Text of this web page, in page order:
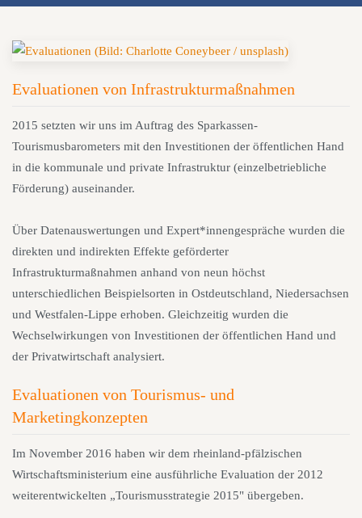
Evaluationen von Infrastrukturmaßnahmen
2015 setzten wir uns im Auftrag des Sparkassen-
Tourismusbarometers mit den Investitionen der öffentlichen Hand
in die kommunale und private Infrastruktur (einzelbetriebliche
Förderung) auseinander.
Über Datenauswertungen und Expert*innengespräche wurden die
direkten und indirekten Effekte geförderter
Infrastrukturmaßnahmen anhand von neun höchst
unterschiedlichen Beispielsorten in Ostdeutschland, Niedersachsen
und Westfalen-Lippe erhoben. Gleichzeitig wurden die
Wechselwirkungen von Investitionen der öffentlichen Hand und
der Privatwirtschaft analysiert.
Evaluationen von Tourismus- und
Marketingkonzepten
Im November 2016 haben wir dem rheinland-pfälzischen
Wirtschaftsministerium eine ausführliche Evaluation der 2012
weiterentwickelten „Tourismusstrategie 2015" übergeben.